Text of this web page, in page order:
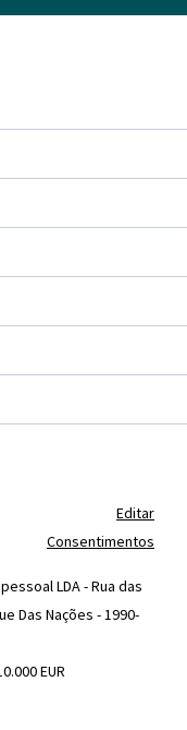
LDA - Rua das
Das Nações - 1990-
EUR
Editar
Consentimentos